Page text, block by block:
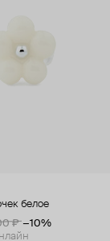
белое
₽ −10%